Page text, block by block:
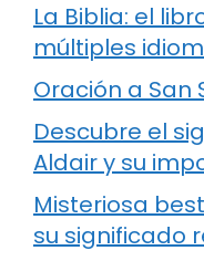
La Biblia: el
múltiples
Oración a San
Descubre el
Aldair y su
Misteriosa
su significado